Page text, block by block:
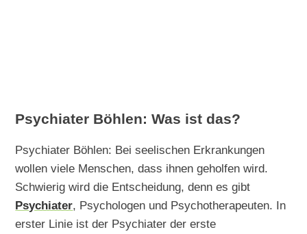
Psychiater Böhlen: Was ist das?
Psychiater Böhlen: Bei seelischen Erkrankungen
wollen viele Menschen, dass ihnen geholfen wird.
Schwierig wird die Entscheidung, denn es gibt
Psychiater, Psychologen und Psychotherapeuten. In
erster Linie ist der Psychiater der erste